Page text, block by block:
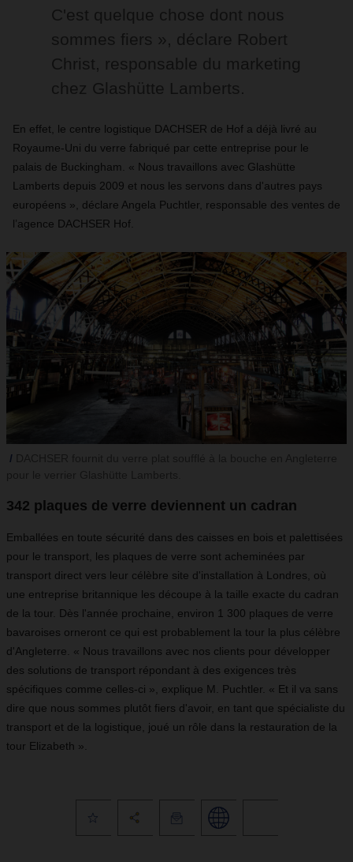
C'est quelque chose dont nous
sommes fiers », déclare Robert
Christ, responsable du marketing
chez Glashütte Lamberts.
En effet, le centre logistique DACHSER de Hof a déjà livré au
Royaume-Uni du verre fabriqué par cette entreprise pour le
palais de Buckingham. « Nous travaillons avec Glashütte
Lamberts depuis 2009 et nous les servons dans d'autres pays
européens » , déclare Angela Puchtler, responsable des ventes de
l’agence DACHSER Hof.
342 plaques de verre deviennent un cadran
Emballées en toute sécurité dans des caisses en bois et palettisées
pour le transport, les plaques de verre sont acheminées par
transport direct vers leur célèbre site d'installation à Londres, où
une entreprise britannique les découpe à la taille exacte du cadran
de la tour. Dès l'année prochaine, environ 1 300 plaques de verre
bavaroises orneront ce qui est probablement la tour la plus célèbre
d'Angleterre. « Nous travaillons avec nos clients pour développer
des solutions de transport répondant à des exigences très
spécifiques comme celles-ci » , explique M. Puchtler. « Et il va sans
dire que nous sommes plutôt fiers d'avoir, en tant que spécialiste du
transport et de la logistique, joué un rôle dans la restauration de la
tour Elizabeth »